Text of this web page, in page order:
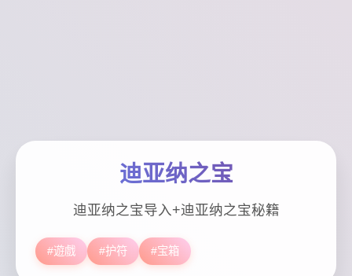
迪亚纳之宝
迪亚纳之宝导入+迪亚纳之宝秘籍
#遊戲 #护符 #宝箱